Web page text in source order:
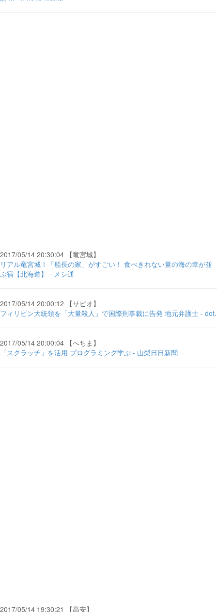
2017/05/14 20:30:04 【竜宮城】
リアル竜宮城！「船長の家」がすごい！ 食べきれない量の海の幸が並
ぶ宿【北海道】 - メシ通
2017/05/14 20:00:12 【サビオ】
フィリピン大統領を「大量殺人」で国際刑事裁に告発 地元弁護士 - dot.
2017/05/14 20:00:04 【へちま】
「スクラッチ」を活用 プログラミング学ぶ - 山梨日日新聞
2017/05/14 19:30:21 【高安】